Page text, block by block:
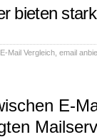
bieten
E-Mail Vergleich email
E-